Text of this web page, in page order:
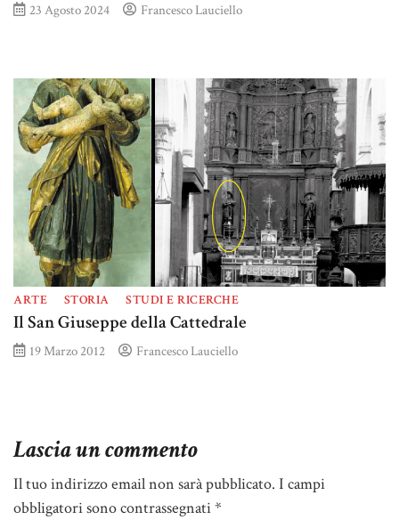
23 Agosto 2024 Francesco Lauciello
ARTE STORIA STUDI E RICERCHE
Il San Giuseppe della Cattedrale
19 Marzo 2012 Francesco Lauciello
Lascia un commento
Il tuo indirizzo email non sarà pubblicato. I campi
obbligatori sono contrassegnati*